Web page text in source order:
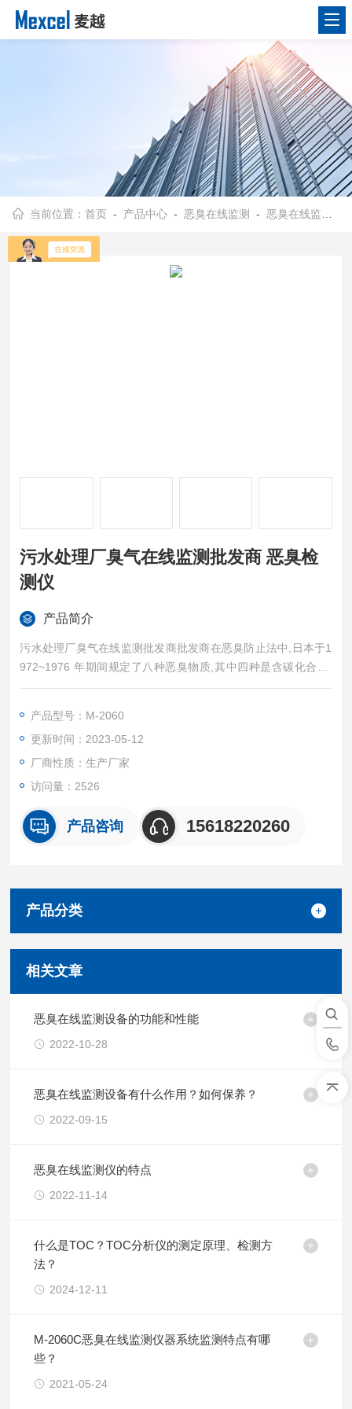
当前位置：首页 - 产品中心 -恶臭在线监测 -恶臭在线监测设备品牌
污水处理厂臭气在线监测批发商 恶臭检
测仪
产品简介
污水处理厂臭气在线监测批发商批发商在恶臭防止法中,日本于1
972~1976 年期间规定了八种恶臭物质,其中四种是含碳化合物;
硫化氢、甲基硫醇.甲硫醚、二硫化甲基i还有氨、二甲基氨、乙
四种.共12种。
产品型号：M-2060
更新时间：2023-05-12
厂商性质：生产厂家
访问量：2526
产品咨询 15618220260
产品分类
相关文章
恶臭在线监测设备的功能和性能
2022-10-28
恶臭在线监测设备有什么作用？如何保养？
2022-09-15
恶臭在线监测仪的特点
2022-11-14
什么是TOC？TOC分析仪的测定原理、检测方
法？
2024-12-11
M-2060C恶臭在线监测仪器系统监测特点有哪
些？
2021-05-24